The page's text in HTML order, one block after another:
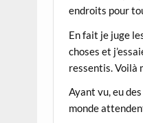
endroits pour
En fait je juge
choses et
ressentis. Voilà
Ayant vu, eu
monde